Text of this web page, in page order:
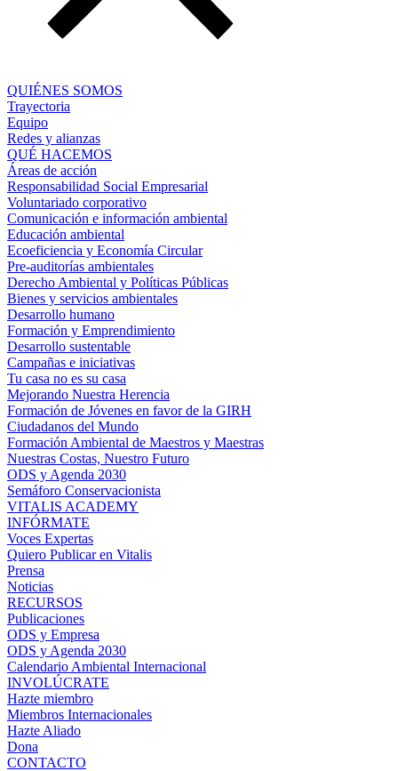
QUIÉNES SOMOS
Trayectoria
Equipo
Redes y alianzas
QUÉ HACEMOS
Áreas de acción
Responsabilidad Social Empresarial
Voluntariado corporativo
Comunicación e información ambiental
Educación ambiental
Ecoeficiencia y Economía Circular
Pre-auditorías ambientales
Derecho Ambiental y Políticas Públicas
Bienes y servicios ambientales
Desarrollo humano
Formación y Emprendimiento
Desarrollo sustentable
Campañas e iniciativas
Tu casa no es su casa
Mejorando Nuestra Herencia
Formación de Jóvenes en favor de la GIRH
Ciudadanos del Mundo
Formación Ambiental de Maestros y Maestras
Nuestras Costas, Nuestro Futuro
ODS y Agenda 2030
Semáforo Conservacionista
VITALIS ACADEMY
INFÓRMATE
Voces Expertas
Quiero Publicar en Vitalis
Prensa
Noticias
RECURSOS
Publicaciones
ODS y Empresa
ODS y Agenda 2030
Calendario Ambiental Internacional
INVOLÚCRATE
Hazte miembro
Miembros Internacionales
Hazte Aliado
Dona
CONTACTO